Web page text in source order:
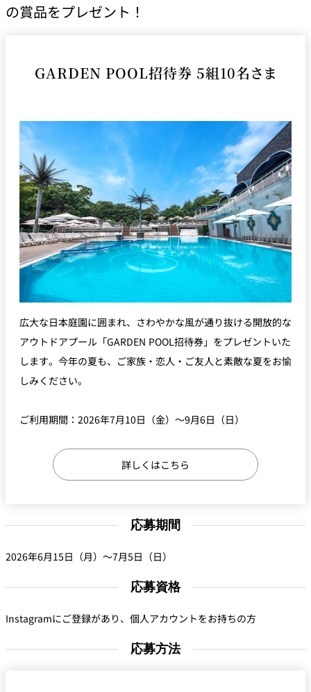
なだ万本店 山
久兵衛（ザ・ 久兵衛（ガー
カフェ・ラウンジ
SATSUKI
ガーデンラウ
ンジ トムCAT ペシャワール
カフェ ラ ミル ミルクホール
TULLY'S
COFFEE
プールサイド
ダイニング
OUTRIGGER
バー
バー カプリ
タワー・カフ
SKY BAR
KATO'S DINING
トレーダーヴ
ボートハウス
バー
RANSEN はな
れ
ルームサービス
ルームサービ
の賞品をプレゼント！
GARDEN POOL招待券 5組10名さま
広大な日本庭園に囲まれ、さわやかな風が通り抜ける開放的な
アウトドアプール「GARDEN POOL招待券」をプレゼントいた
します。今年の夏も、ご家族・恋人・ご友人と素敵な夏をお愉
しみください。
ご利用期間：2026年7月10日（金）～9月6日（日）
詳しくはこちら
応募期間
2026年6月15日（月）～7月5日（日）
応募資格
Instagramにご登録があり、個人アカウントをお持ちの方
応募方法